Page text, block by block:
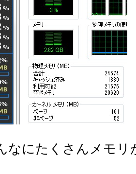
なにたくさんメモ